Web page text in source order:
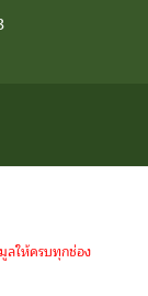
ลให้ครบทุกช่อง